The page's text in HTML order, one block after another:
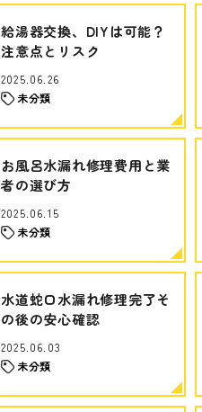
給湯器交換、DIYは可能？
注意点とリスク
2025.06.26
未分類
お風呂水漏れ修理費用と業
者の選び方
2025.06.15
未分類
水道蛇口水漏れ修理完了そ
の後の安心確認
2025.06.03
未分類